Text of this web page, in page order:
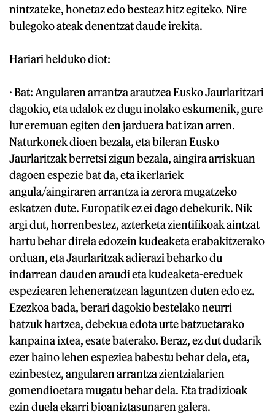
nintzateke, honetaz edo besteaz hitz egiteko. Nire
bulegoko ateak denentzat daude irekita.
Hariari helduko diot:
· Bat: Angularen arrantza arautzea Eusko Jaurlaritzari
dagokio, eta udalok ez dugu inolako eskumenik, gure
lur eremuan egiten den jarduera bat izan arren.
Naturkonek dioen bezala, eta bileran Eusko
Jaurlaritzak berretsi zigun bezala, aingira arriskuan
dagoen espezie bat da, eta ikerlariek
angula/aingiraren arrantza ia zerora mugatzeko
eskatzen dute. Europatik ez ei dago debekurik. Nik
argi dut, horrenbestez, azterketa zientifikoak aintzat
hartu behar direla edozein kudeaketa erabakitzerako
orduan, eta Jaurlaritzak adierazi beharko du
indarrean dauden araudi eta kudeaketa-ereduek
espeziearen leheneratzean laguntzen duten edo ez.
Ezezkoa bada, berari dagokio bestelako neurri
batzuk hartzea, debekua edota urte batzuetarako
kanpaina ixtea, esate baterako. Beraz, ez dut dudarik
ezer baino lehen espeziea babestu behar dela, eta,
ezinbestez, angularen arrantza zientzialarien
gomendioetara mugatu behar dela. Eta tradizioak
ezin duela ekarri bioaniztasunaren galera.